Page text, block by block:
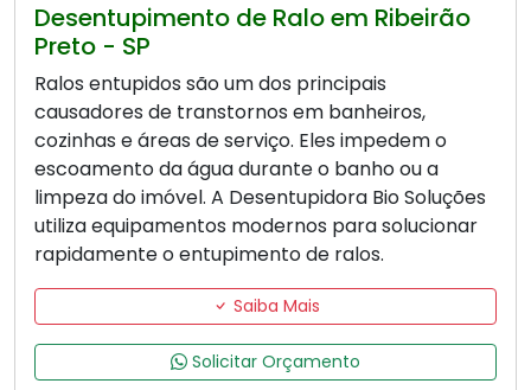
Desentupimento de Ralo em Ribeirão
Preto - SP
Ralos entupidos são um dos principais
causadores de transtornos em banheiros,
cozinhas e áreas de serviço. Eles impedem o
escoamento da água durante o banho ou a
limpeza do imóvel. A Desentupidora Bio Soluções
utiliza equipamentos modernos para solucionar
rapidamente o entupimento de ralos.
Saiba Mais
Solicitar Orçamento